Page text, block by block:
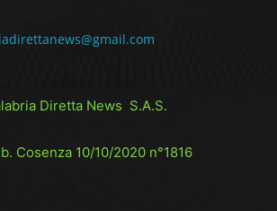
Diretta News S.A.S.
Cosenza 10/10/2020 n°1816